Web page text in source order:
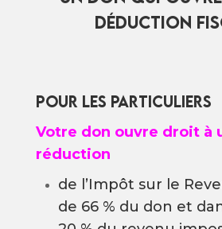
DÉDUCTION
POUR LES PARTICULIERS
Votre don ouvre droit à
réduction
de l’Impôt sur le
de 66 % du don et